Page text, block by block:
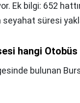
Ek bilgi: 652
süresi
hangi
bulunan